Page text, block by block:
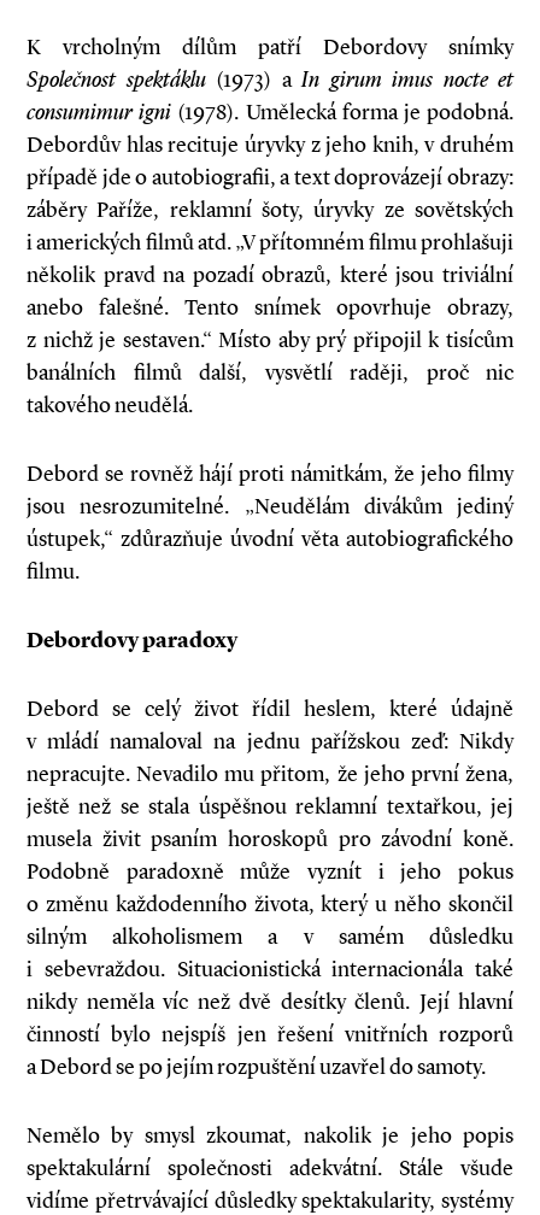
K vrcholným dílům patří Debordovy snímky
Společnost spektáklu(1973) aIn girum imus nocte et
consumimur igni (1978). Umělecká forma je podobná.
Debordův hlas recituje úryvky z jeho knih, v druhém
případě jde o autobiografii, a text doprovázejí obrazy:
záběry Paříže, reklamní šoty, úryvky ze sovětských
i amerických filmů atd. „V přítomném filmu prohlašuji
několik pravd na pozadí obrazů, které jsou triviální
anebo falešné. Tento snímek opovrhuje obrazy,
z nichž je sestaven.“ Místo aby prý připojil k tisícům
banálních filmů další, vysvětlí raději, proč nic
takového neudělá.
Debord se rovněž hájí proti námitkám, že jeho filmy
jsou nesrozumitelné. „Neudělám divákům jediný
ústupek,“ zdůrazňuje úvodní věta autobiografického
filmu.
Debordovy paradoxy
Debord se celý život řídil heslem, které údajně
v mládí namaloval na jednu pařížskou zeď: Nikdy
nepracujte. Nevadilo mu přitom, že jeho první žena,
ještě než se stala úspěšnou reklamní textařkou, jej
musela živit psaním horoskopů pro závodní koně.
Podobně paradoxně může vyznít i jeho pokus
o změnu každodenního života, který u něho skončil
silným alkoholismem a v samém důsledku
i sebevraždou. Situacionistická internacionála také
nikdy neměla víc než dvě desítky členů. Její hlavní
činností bylo nejspíš jen řešení vnitřních rozporů
a Debord se po jejím rozpuštění uzavřel do samoty.
Nemělo by smysl zkoumat, nakolik je jeho popis
spektakulární společnosti adekvátní. Stá­le všude
vidíme přetrvávající důsledky spektakularity, systémy